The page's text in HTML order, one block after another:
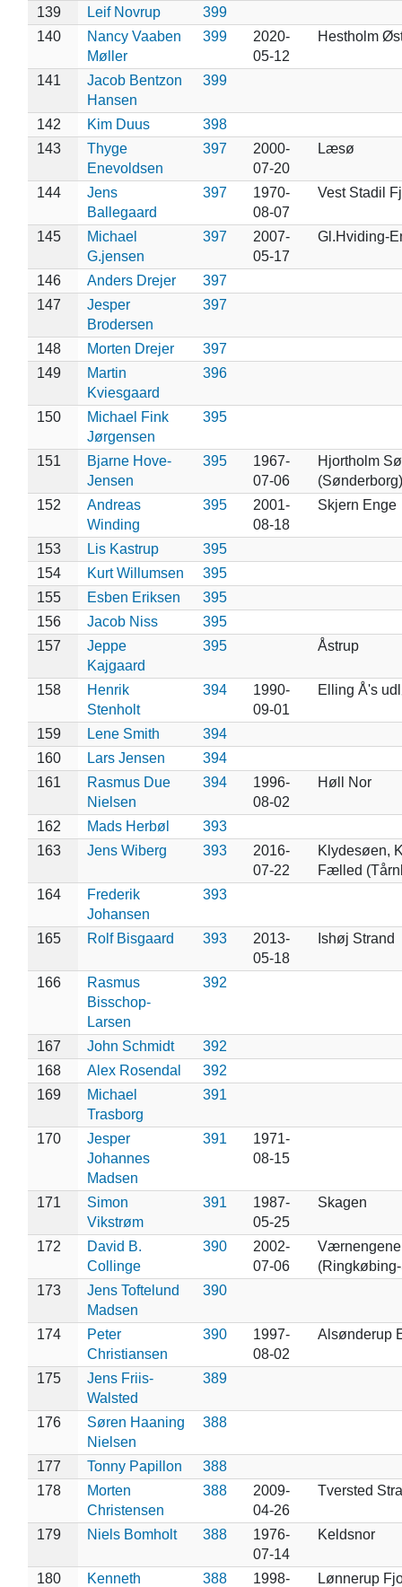
139 Leif Novrup
399
140
Nancy Vaaben
Møller
399
2020-
05-12
Hestholm
141
Jacob Bentzon
Hansen
399
142 Kim Duus
398
143
Thyge
Enevoldsen
397
2000-
07-20
Læsø
144
Jens
Ballegaard
397
1970-
08-07
Vest Stadil
145
Michael
G.jensen
397
2007-
05-17
Gl.Hviding-
146 Anders Drejer
397
147
Jesper
Brodersen
397
148 Morten Drejer
397
149
Martin
Kviesgaard
396
150
Michael Fink
Jørgensen
395
151
Bjarne Hove-
Jensen
395
1967-
07-06
Hjortholm
(Sønderborg)
152
Andreas
Winding
395
2001-
08-18
Skjern Enge
153 Lis Kastrup
395
154
Kurt Willumsen
395
155
Esben Eriksen
395
156
Jacob Niss
395
157
Jeppe
Kajgaard
395 Åstrup
158
Henrik
Stenholt
394
1990-
09-01
Elling Å's
159 Lene Smith
394
160
Lars Jensen
394
161
Rasmus Due
Nielsen
394
1996-
08-02
Høll Nor
162 Mads Herbøl
393
163
Jens Wiberg 393
2016-
07-22
Klydesøen,
Fælled
164
Frederik
Johansen
393
165 Rolf Bisgaard 393
2013-
05-18
Ishøj Strand
166
Rasmus
Bisschop-
Larsen
392
167 John Schmidt
392
168
Alex Rosendal
392
169
Michael
Trasborg
391
170
Jesper
Johannes
Madsen
391
1971-
08-15
171
Simon
Vikstrøm
391
1987-
05-25
Skagen
172
David B.
Collinge
390
2002-
07-06
Værnengene
173
Jens Toftelund
Madsen
390
174
Peter
Christiansen
390
1997-
08-02
Alsønderup
175
Jens Friis-
Walsted
389
176
Søren Haaning
Nielsen
388
177 Tonny Papillon
388
178
Morten
Christensen
388
2009-
04-26
Tversted
179 Niels Bomholt 388
1976-
07-14
Keldsnor
180
Kenneth
388
1998-
Lønnerup